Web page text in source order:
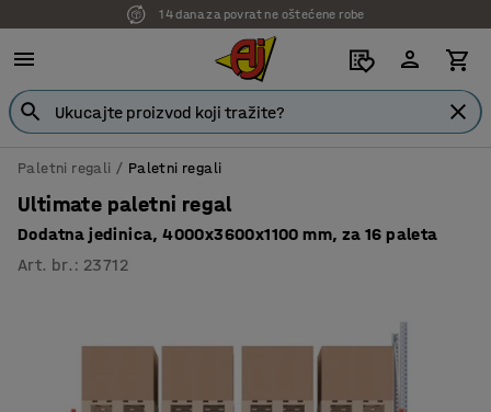
7 godina garancije
Paletni regali Paletni regali
Ultimate paletni regal
Dodatna jedinica, 4000x3600x1100 mm, za 16 paleta
Art. br. : 23712